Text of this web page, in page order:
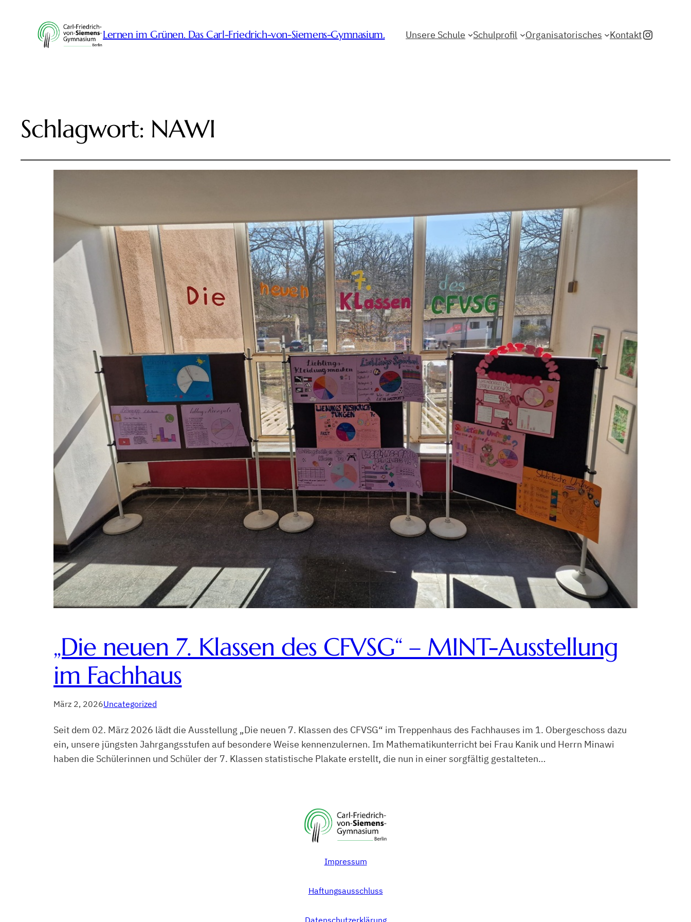
Lernen im Grünen. Das Carl-Friedrich-von-Siemens-Gymnasium. Unsere Schule Schulprofil Organisatorisches Kontakt
Schlagwort: NAWI
„Die neuen 7. Klassen des CFVSG“ – MINT-Ausstellung
im Fachhaus
März 2, 2026Uncategorized
Seit dem 02. März 2026 lädt die Ausstellung „Die neuen 7. Klassen des CFVSG“ im Treppenhaus des Fachhauses im 1. Obergeschoss dazu
ein, unsere jüngsten Jahrgangsstufen auf besondere Weise kennenzulernen. Im Mathematikunterricht bei Frau Kanik und Herrn Minawi
haben die Schülerinnen und Schüler der 7. Klassen statistische Plakate erstellt, die nun in einer sorgfältig gestalteten…
Impressum
Haftungsausschluss
Datenschutzerklärung